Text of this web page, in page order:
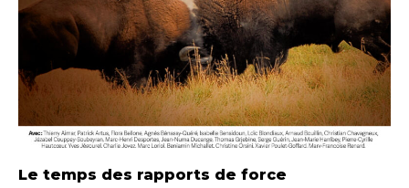
Le temps des rapports de force